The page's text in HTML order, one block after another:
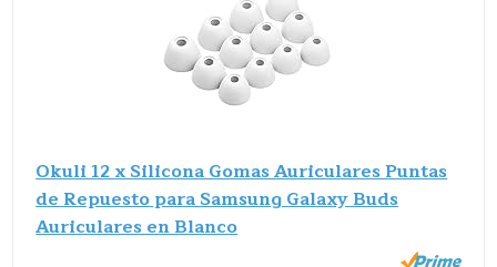
Okuli 12 x Silicona Gomas Auriculares Puntas
de Repuesto para Samsung Galaxy Buds
Auriculares en Blanco